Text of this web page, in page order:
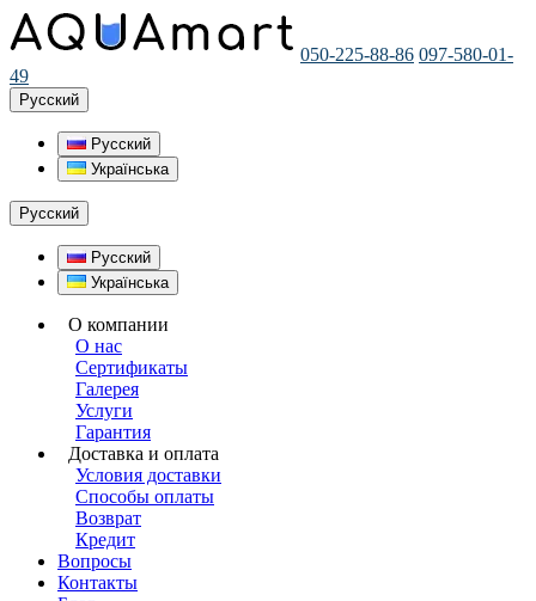
050-225-88-86 097-580-01-
49
Русский
Русский
Українська
Русский
Русский
Українська
О компании
О нас
Сертификаты
Галерея
Услуги
Гарантия
Доставка и оплата
Условия доставки
Способы оплаты
Возврат
Кредит
Вопросы
Контакты